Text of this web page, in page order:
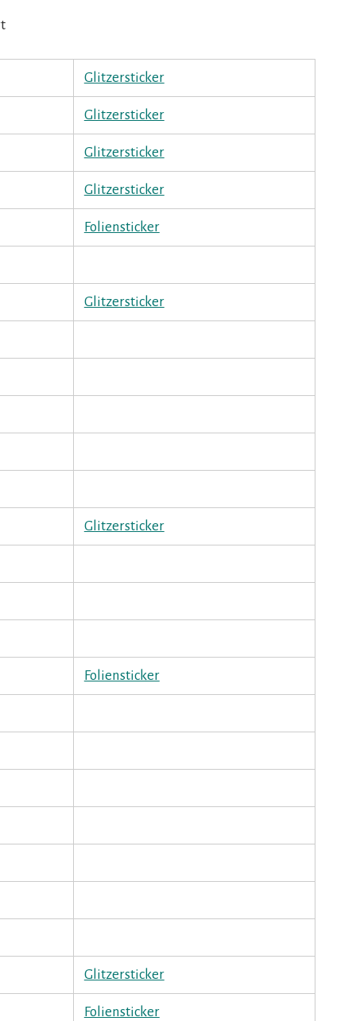
Glitzersticker
Glitzersticker
Glitzersticker
Glitzersticker
Foliensticker
Glitzersticker
Glitzersticker
Foliensticker
Glitzersticker
Foliensticker